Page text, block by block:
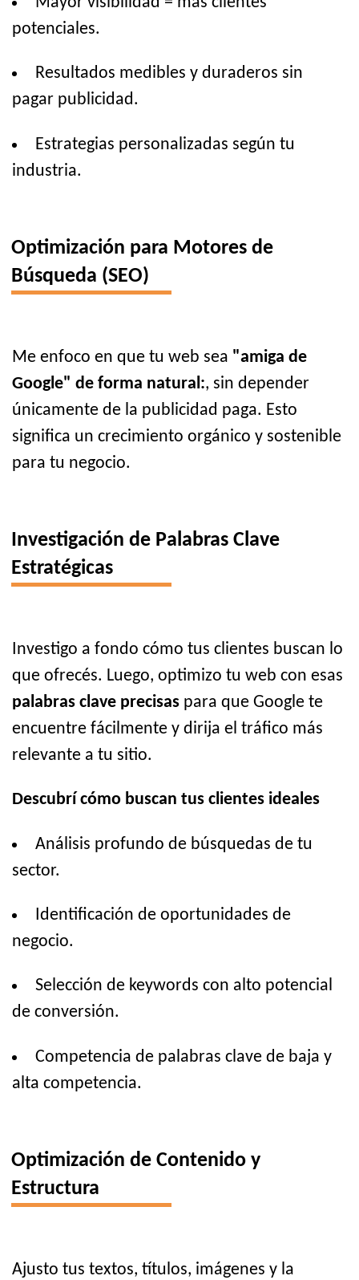
potenciales.
Resultados medibles y duraderos sin
pagar publicidad.
Estrategias personalizadas según tu
industria.
Optimización para Motores de
Búsqueda (SEO)
Me enfoco en que tu web sea "amiga de
Google" de forma natural:, sin depender
únicamente de la publicidad paga. Esto
significa un crecimiento orgánico y sostenible
para tu negocio.
Investigación de Palabras Clave
Estratégicas
Investigo a fondo cómo tus clientes buscan lo
que ofrecés. Luego, optimizo tu web con esas
palabras clave precisas para que Google te
encuentre fácilmente y dirija el tráfico más
relevante a tu sitio.
Descubrí cómo buscan tus clientes ideales
Análisis profundo de búsquedas de tu
sector.
Identificación de oportunidades de
negocio.
Selección de keywords con alto potencial
de conversión.
Competencia de palabras clave de baja y
alta competencia.
Optimización de Contenido y
Estructura
Ajusto tus textos, títulos, imágenes y la